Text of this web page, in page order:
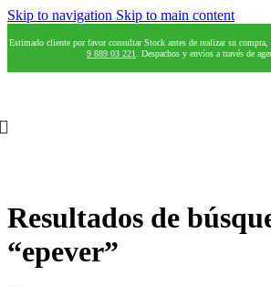
Skip to navigation Skip to main content
Estimado cliente por favor consultar Stock antes de realizar su compra,
9 889 03 221
. Despachos y envíos a través de
Resultados de
“epever”